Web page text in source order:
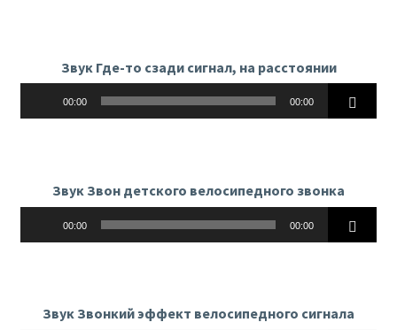
Звук Где-то сзади сигнал, на расстоянии
00:00 00:00
Звук Звон детского велосипедного звонка
00:00 00:00
Звук Звонкий эффект велосипедного сигнала